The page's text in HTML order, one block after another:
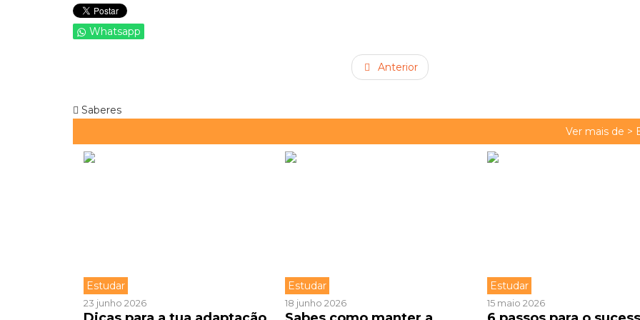
Whatsapp
Anterior
Saberes
Ver mais de >
Estudar
23 junho 2026
Estudar
18 junho 2026
Estudar
15 maio 2026